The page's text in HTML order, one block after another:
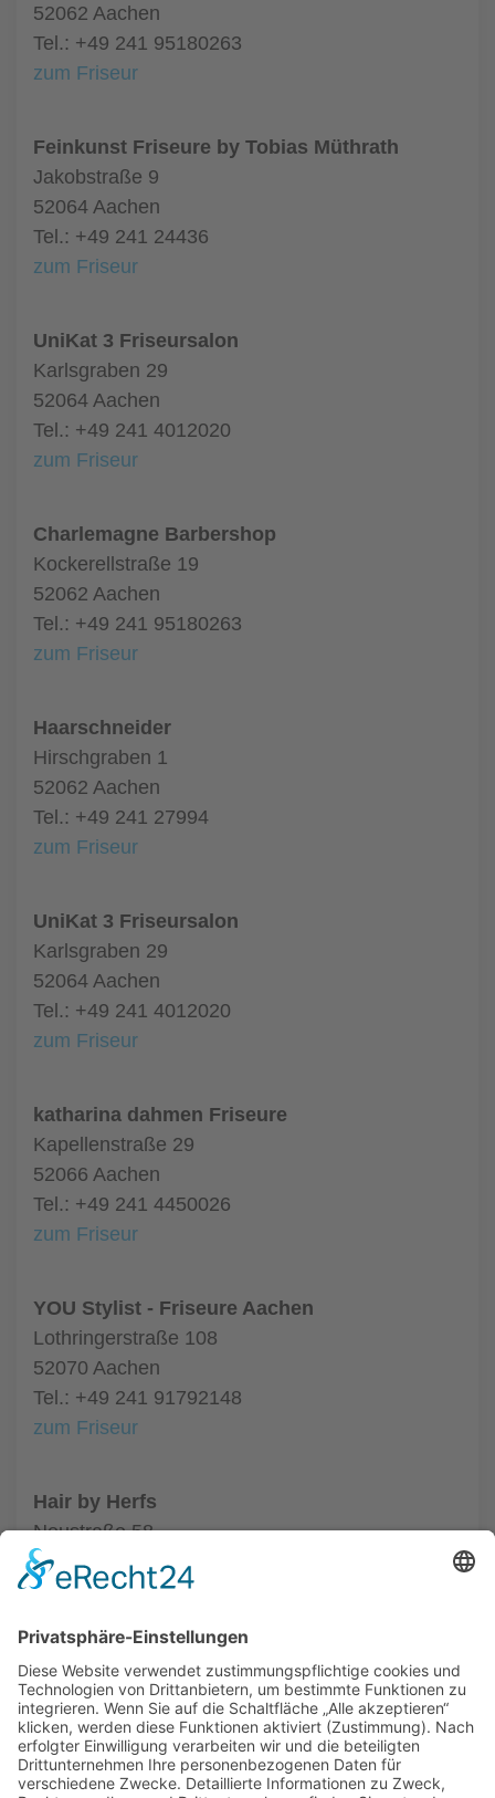
52062 Aachen
Tel.: +49 241 95180263
zum Friseur
Feinkunst Friseure by Tobias Müthrath
Jakobstraße 9
52064 Aachen
Tel.: +49 241 24436
zum Friseur
UniKat 3 Friseursalon
Karlsgraben 29
52064 Aachen
Tel.: +49 241 4012020
zum Friseur
Charlemagne Barbershop
Kockerellstraße 19
52062 Aachen
Tel.: +49 241 95180263
zum Friseur
Haarschneider
Hirschgraben 1
52062 Aachen
Tel.: +49 241 27994
zum Friseur
UniKat 3 Friseursalon
Karlsgraben 29
52064 Aachen
Tel.: +49 241 4012020
zum Friseur
katharina dahmen Friseure
Kapellenstraße 29
52066 Aachen
Tel.: +49 241 4450026
zum Friseur
YOU Stylist - Friseure Aachen
Lothringerstraße 108
52070 Aachen
Tel.: +49 241 91792148
zum Friseur
Hair by Herfs
Neustraße 58
52066 Aachen
Tel.: +49 241 63342
ALLGEMEIN